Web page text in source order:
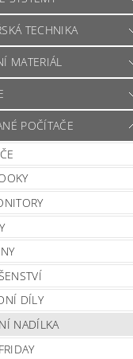
TECHNIKA
MATERIÁL
POČÍTAČE
DÍLY
NADÍLKA